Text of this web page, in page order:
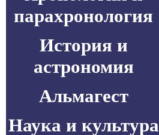
парахронология
История и
астрономия
Альмагест
Наука и культура